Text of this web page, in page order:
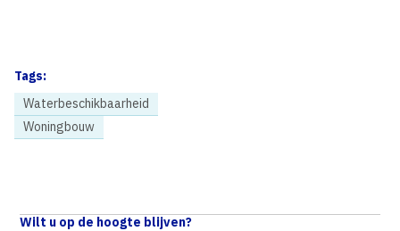
Home Nieuws
Tags:
Waterbeschikbaarheid
Woningbouw
Wilt u op de hoogte blijven?